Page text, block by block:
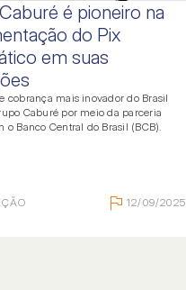
é pioneiro na
do Pix
em suas
cobrança mais inovador do Brasil
Caburé por meio da parceria
o Banco Central do Brasil (BCB).
12/09/2025